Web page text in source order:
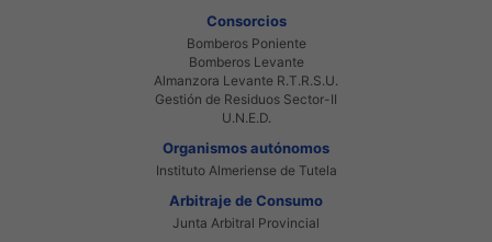
Consorcios
Bomberos Poniente
Bomberos Levante
Almanzora Levante R.T.R.S.U.
Gestión de Residuos Sector-II
U.N.E.D.
Organismos autónomos
Instituto Almeriense de Tutela
Arbitraje de Consumo
Junta Arbitral Provincial